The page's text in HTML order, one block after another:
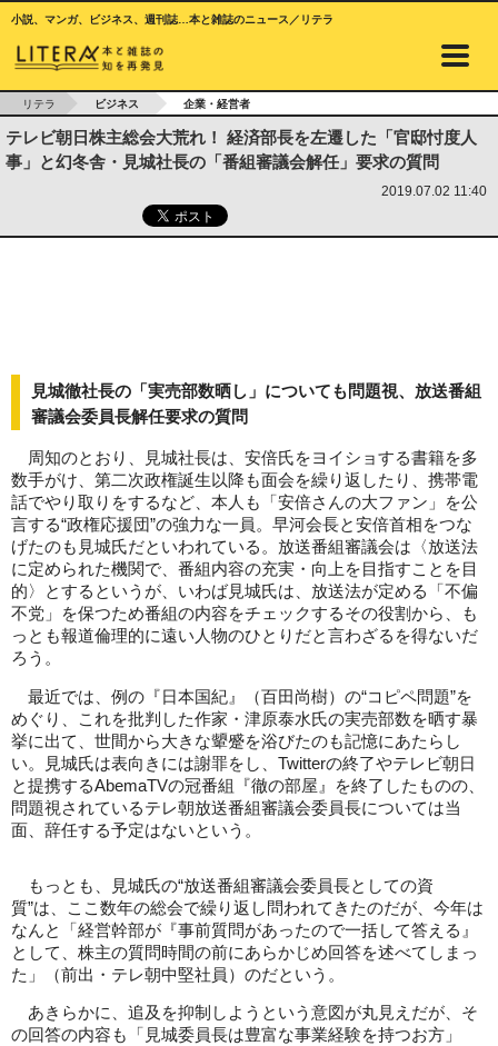
小説、マンガ、ビジネス、週刊誌…本と雑誌のニュース／リテラ
リテラ ビジネス 企業・経営者
テレビ朝日株主総会大荒れ！ 経済部長を左遷した「官邸忖度人
事」と幻冬舎・見城社長の「番組審議会解任」要求の質問
2019.07.02 11:40
見城徹社長の「実売部数晒し」についても問題視、放送番組
審議会委員長解任要求の質問
周知のとおり、見城社長は、安倍氏をヨイショする書籍を多
数手がけ、第二次政権誕生以降も面会を繰り返したり、携帯電
話でやり取りをするなど、本人も「安倍さんの大ファン」を公
言する“政権応援団”の強力な一員。早河会長と安倍首相をつな
げたのも見城氏だといわれている。放送番組審議会は〈放送法
に定められた機関で、番組内容の充実・向上を目指すことを目
的〉とするというが、いわば見城氏は、放送法が定める「不偏
不党」を保つため番組の内容をチェックするその役割から、も
っとも報道倫理的に遠い人物のひとりだと言わざるを得ないだ
ろう。
最近では、例の『日本国紀』（百田尚樹）の“コピペ問題”を
めぐり、これを批判した作家・津原泰水氏の実売部数を晒す暴
挙に出て、世間から大きな顰蹙を浴びたのも記憶にあたらし
い。見城氏は表向きには謝罪をし、Twitterの終了やテレビ朝日
と提携するAbemaTVの冠番組『徹の部屋』を終了したものの、
問題視されているテレ朝放送番組審議会委員長については当
面、辞任する予定はないという。
もっとも、見城氏の“放送番組審議会委員長としての資
質”は、ここ数年の総会で繰り返し問われてきたのだが、今年は
なんと「経営幹部が『事前質問があったので一括して答える』
として、株主の質問時間の前にあらかじめ回答を述べてしまっ
た」（前出・テレ朝中堅社員）のだという。
あきらかに、追及を抑制しようという意図が丸見えだが、そ
の回答の内容も「見城委員長は豊富な事業経験を持つお方」